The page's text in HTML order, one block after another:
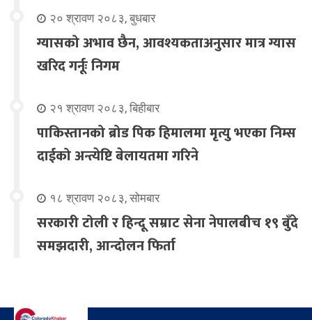
२० श्रावण २०८३, बुधबार
ग्यासको अभाव छैन, आवश्यकताअनुसार मात्र ग्यास
खरिद गर्नूः निगम
२१ श्रावण २०८३, बिहीबार
पाकिस्तानको ब्रोड पिक हिमालमा मृत्यु भएका निम्स
दाईको अन्त्येष्टि बेलायतमा गरिने
१८ श्रावण २०८३, सोमबार
सरकारी टोली र हिन्दू सम्राट सेना नेपालबीच १९ बुँदे
समझदारी, आन्दोलन फिर्ता